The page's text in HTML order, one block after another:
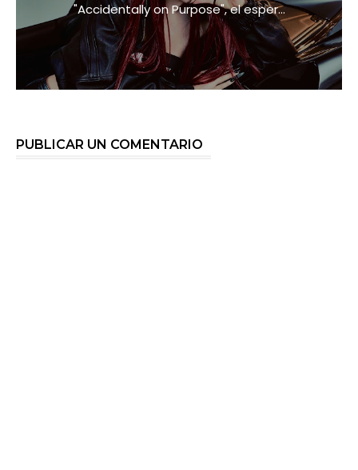
"Accidentally on Purpose", el esper...
PUBLICAR UN COMENTARIO